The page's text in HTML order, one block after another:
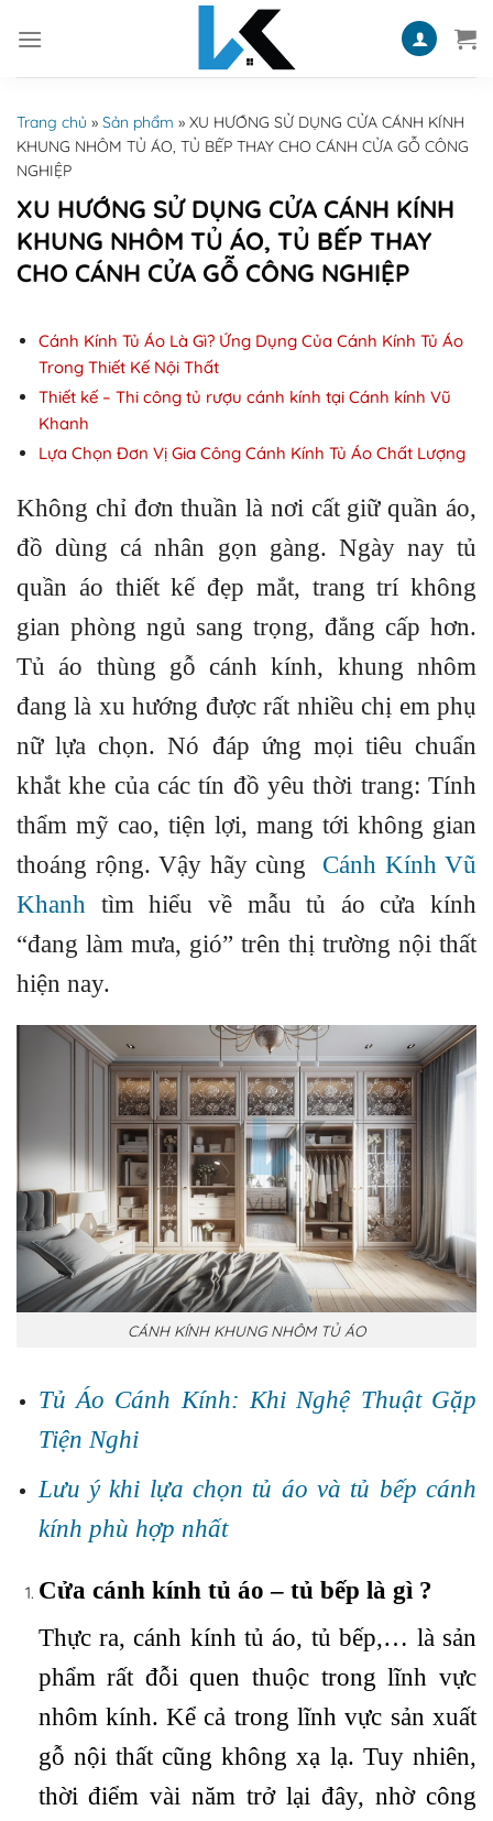
Trang chủ » Sản phẩm » XU HƯỚNG SỬ DỤNG CỬA CÁNH KÍNH
KHUNG NHÔM TỦ ÁO, TỦ BẾP THAY CHO CÁNH CỬA GỖ CÔNG
NGHIỆP
XU HƯỚNG SỬ DỤNG CỬA CÁNH KÍNH
KHUNG NHÔM TỦ ÁO, TỦ BẾP THAY
CHO CÁNH CỬA GỖ CÔNG NGHIỆP
Cánh Kính Tủ Áo Là Gì? Ứng Dụng Của Cánh Kính Tủ Áo
Trong Thiết Kế Nội Thất
Thiết kế – Thi công tủ rượu cánh kính tại Cánh kính Vũ
Khanh
Lựa Chọn Đơn Vị Gia Công Cánh Kính Tủ Áo Chất Lượng
Không chỉ đơn thuần là nơi cất giữ quần áo,
đồ dùng cá nhân gọn gàng. Ngày nay tủ
quần áo thiết kế đẹp mắt, trang trí không
gian phòng ngủ sang trọng, đẳng cấp hơn.
Tủ áo thùng gỗ cánh kính, khung nhôm
đang là xu hướng được rất nhiều chị em phụ
nữ lựa chọn. Nó đáp ứng mọi tiêu chuẩn
khắt khe của các tín đồ yêu thời trang: Tính
thẩm mỹ cao, tiện lợi, mang tới không gian
thoáng rộng. Vậy hãy cùng Cánh Kính Vũ
Khanh tìm hiểu về mẫu tủ áo cửa kính
“đang làm mưa, gió” trên thị trường nội thất
hiện nay.
CÁNH KÍNH KHUNG NHÔM TỦ ÁO
Tủ Áo Cánh Kính: Khi Nghệ Thuật Gặp
Tiện Nghi
Lưu ý khi lựa chọn tủ áo và tủ bếp cánh
kính phù hợp nhất
Cửa cánh kính tủ áo – tủ bếp là gì ?
Thực ra, cánh kính tủ áo, tủ bếp,… là sản
phẩm rất đỗi quen thuộc trong lĩnh vực
nhôm kính. Kể cả trong lĩnh vực sản xuất
gỗ nội thất cũng không xạ lạ. Tuy nhiên,
thời điểm vài năm trở lại đây, nhờ công